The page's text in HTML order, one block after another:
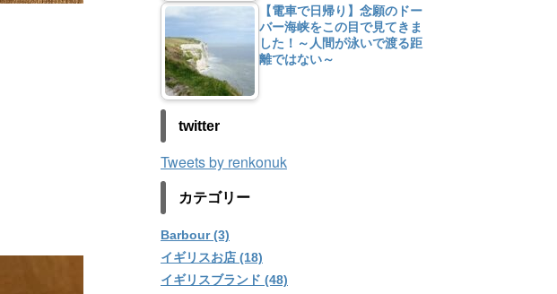
【電車で日帰り】念願のドー
バー海峡をこの目で見てきま
した！～人間が泳いで渡る距
離ではない～
twitter
Tweets by renkonuk
カテゴリー
Barbour (3)
イギリスお店 (18)
イギリスブランド (48)